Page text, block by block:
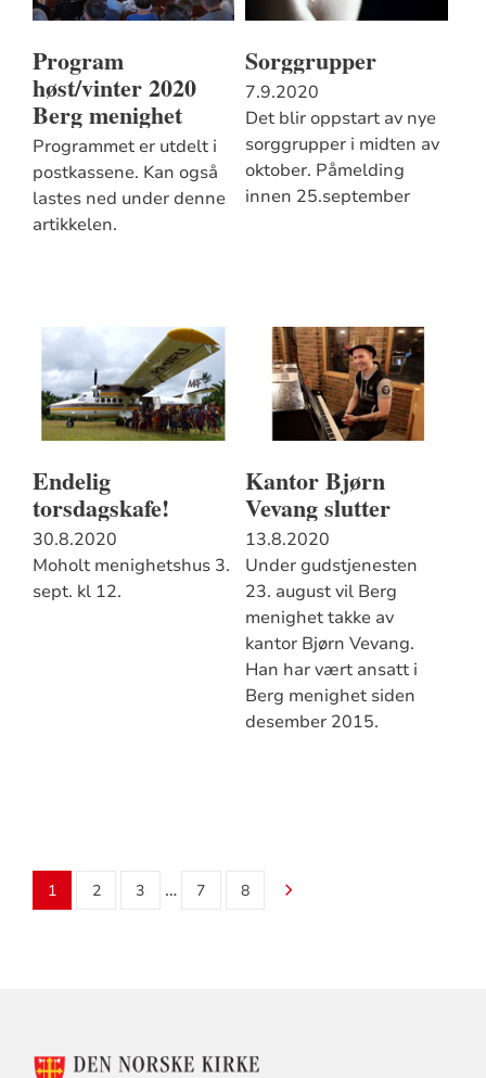
Program
høst/vinter 2020
Berg menighet
Programmet er utdelt i
postkassene. Kan også
lastes ned under denne
artikkelen.
Sorggrupper
7.9.2020
Det blir oppstart av nye
sorggrupper i midten av
oktober. Påmelding
innen 25.september
Endelig
torsdagskafe!
30.8.2020
Moholt menighetshus 3.
sept. kl 12.
Kantor Bjørn
Vevang slutter
13.8.2020
Under gudstjenesten
23. august vil Berg
menighet takke av
kantor Bjørn Vevang.
Han har vært ansatt i
Berg menighet siden
desember 2015.
1 2 3 … 7 8